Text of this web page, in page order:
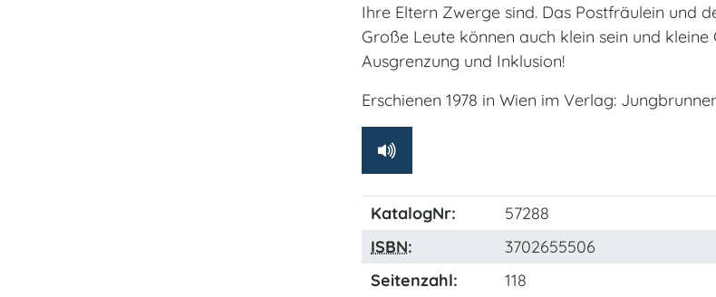
Ihre Eltern Zwerge sind. Das Postfräulein und
Große Leute können auch klein sein und kleine
Ausgrenzung und Inklusion!
Erschienen 1978 in Wien im Verlag:
KatalogNr:
57288
ISBN:
3702655506
Seitenzahl:
118